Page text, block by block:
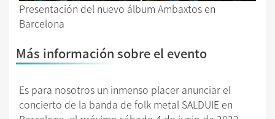
Presentación del nuevo álbum Ambaxtos en
Barcelona
Más información sobre el evento
Es para nosotros un inmenso placer anunciar el
concierto de la banda de folk metal SALDUIE en